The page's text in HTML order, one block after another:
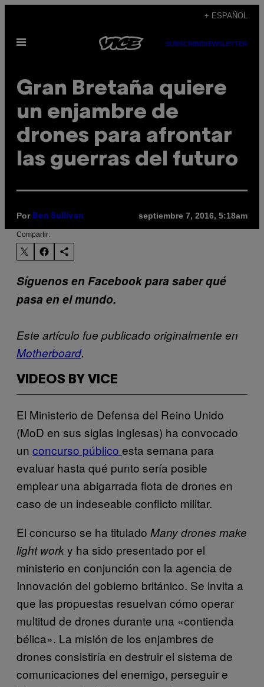
contenido
+ ESPAÑOL
Abrir
SUBSCRIBENEWSLETTER
Gran Bretaña quiere
un enjambre de
drones para afrontar
las guerras del futuro
Por Ben Sullivan septiembre 7, 2016, 5:18am
Compartir:
Síguenos en Facebook para saber qué
pasa en el mundo.
Este artículo fue publicado originalmente en
Motherboard.
VIDEOS BY VICE
El Ministerio de Defensa del Reino Unido
(MoD en sus siglas inglesas) ha convocado
un concurso público esta semana para
evaluar hasta qué punto sería posible
emplear una abigarrada flota de drones en
caso de un indeseable conflicto militar.
El concurso se ha titulado Many drones make
light worky ha sido presentado por el
ministerio en conjunción con la agencia de
Innovación del gobierno británico. Se invita a
que las propuestas resuelvan cómo operar
multitud de drones durante una «contienda
bélica». La misión de los enjambres de
drones consistiría en destruir el sistema de
comunicaciones del enemigo, perseguir e